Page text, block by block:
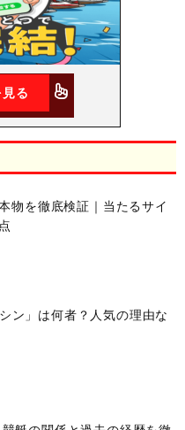
る
物を徹底検証｜当たるサイ
ン」は何者？人気の理由な